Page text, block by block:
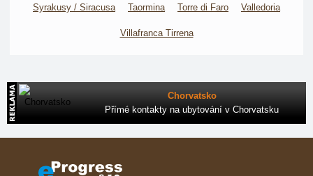
Syrakusy / Siracusa Taormina Torre di Faro Valledoria
Villafranca Tirrena
Chorvatsko
Přímé kontakty na ubytování v Chorvatsku